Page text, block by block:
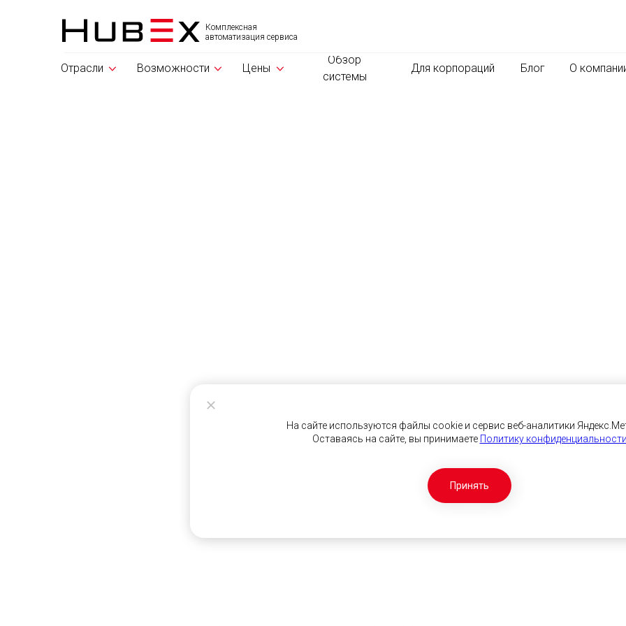
Комплексная
автоматизация сервиса
О
Обзор
системы
Цены
Отрасли Для корпораций Блог
Возможности
Принять
На сайте используются файлы cookie и сервис веб-аналитики
Оставаясь на сайте, вы принимаете Политику конфиденциальности